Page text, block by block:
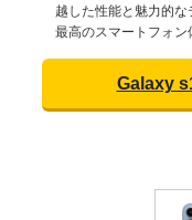
越した性能と魅力的
最高のスマートフォン
Galaxy